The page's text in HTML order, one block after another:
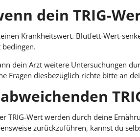
dein TRIG-
Krankheitswert. Blutfett-Wert-
bedingen.
dein Arzt weitere Untersuchungen
Fragen diesbezüglich richte bitte an
TRIG-Wert werden durch deine
zurückzuführen, kannst du